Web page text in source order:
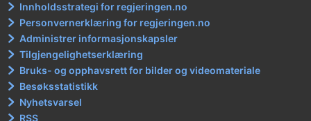
Innholdsstrategi for regjeringen.no
Personvernerklæring for regjeringen.no
Administrer informasjonskapsler
Tilgjengelighetserklæring
Bruks- og opphavsrett for bilder og videomateriale
Besøksstatistikk
Nyhetsvarsel
RSS